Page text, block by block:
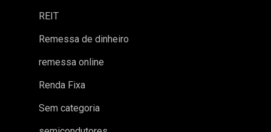
REIT
Remessa de dinheiro
remessa online
Renda Fixa
Sem categoria